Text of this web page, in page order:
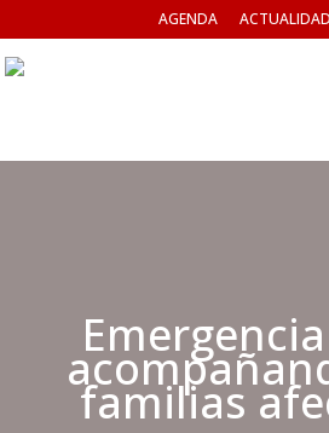
AGENDA ACTUALIDAD
familias